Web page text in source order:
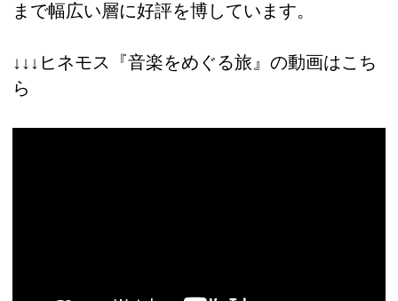
まで幅広い層に好評を博しています。
↓↓↓ヒネモス『音楽をめぐる旅』の動画はこち
ら